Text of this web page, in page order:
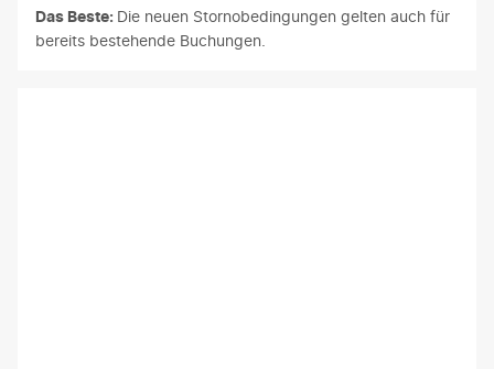
Das Beste: Die neuen Stornobedingungen gelten auch für
bereits bestehende Buchungen.